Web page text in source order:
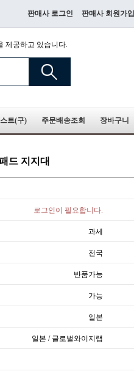
판매사 로그인 판매사 회원가입
제공하고 있습니다.
트(구) 주문배송조회 장바구니
드 지지대
로그인이 필요합니다.
과세
전국
반품가능
가능
일본
일본 / 글로벌와이지랩